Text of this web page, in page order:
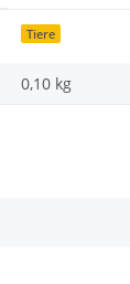
Tiere
0,10 kg